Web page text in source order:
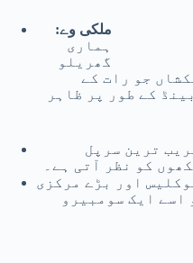
ملکی وے:
ہماری
گھریلو
جو رات کے
کے طور پر ظاہر
ترین سرپل
کو نظر آتی ہے۔
اور بڑے مرکزی
اسے ایک سومبیرو